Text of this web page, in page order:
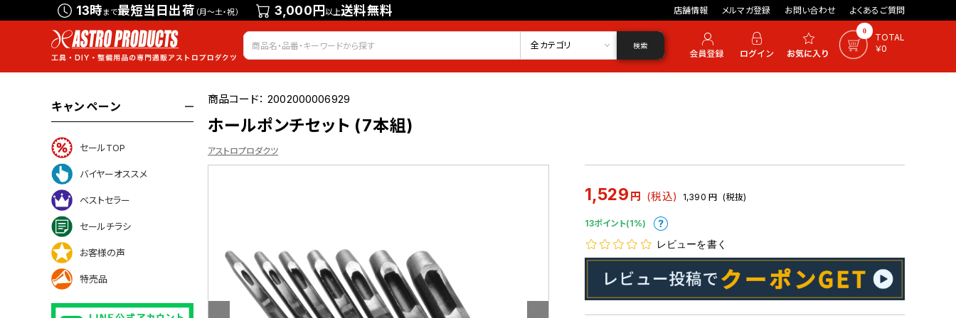
13時まで最短当日出荷 （月～土・祝） 3,000円以上送料無料 店舗情報 メルマガ登録 お問い合わせ よくあるご質問
会員登録 ログイン お気に入り 0
TOTAL
￥0
全カテゴリ 検索
キャンペーン
セールTOP
バイヤーオススメ
ベストセラー
セールチラシ
お客様の声
特売品
商品コード：2002000006929
ホールポンチセット (7本組)
アストロプロダクツ
1,529 円 (税込) 1,390 円 (税抜)
13ポイント(1%)
レビューを書く